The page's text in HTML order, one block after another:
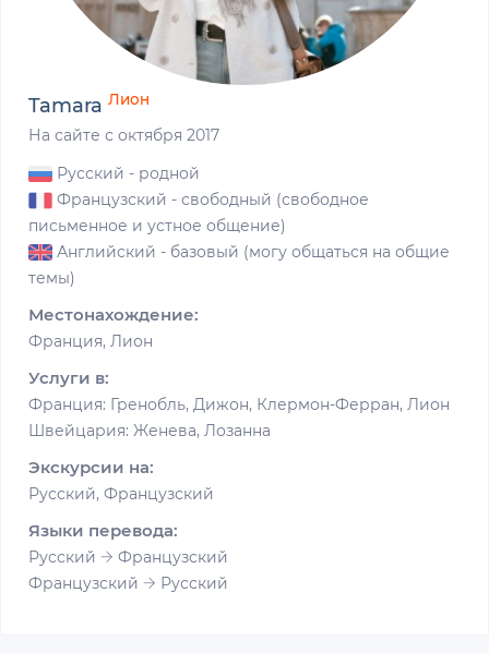
Tamara Лион
На сайте с октября 2017
Русский - родной
Французский - свободный (свободное
письменное и устное общение)
Английский - базовый (могу общаться на общие
темы)
Местонахождение:
Франция, Лион
Услуги в:
Франция: Гренобль, Дижон, Клермон-Ферран, Лион
Швейцария: Женева, Лозанна
Экскурсии на:
Русский, Французский
Языки перевода:
Русский
Французский
Французский
Русский